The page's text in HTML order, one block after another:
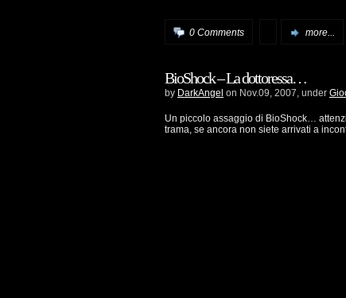
0 Comments more...
BioShock – La dottoressa…
by DarkAngel on Nov.09, 2007, under
Un piccolo assaggio di BioShock…
trama, se ancora non siete arrivati a